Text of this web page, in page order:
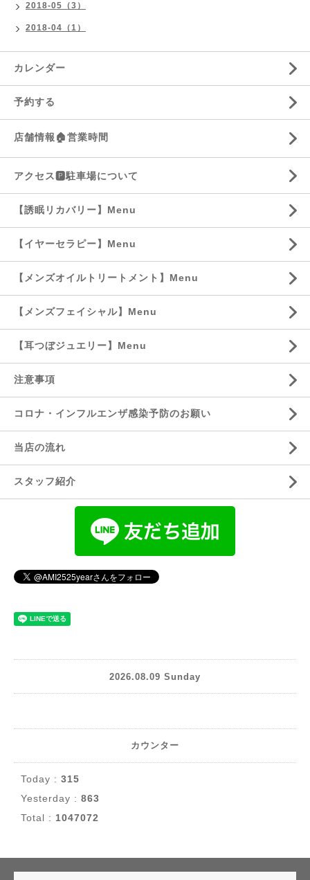
2018-05（3）
2018-04（1）
カレンダー
予約する
店舗情報🏠営業時間
アクセス🅿️駐車場について
【誘眠リカバリー】Menu
【イヤーセラピー】Menu
【メンズオイルトリートメント】Menu
【メンズフェイシャル】Menu
【耳つぼジュエリー】Menu
注意事項
コロナ・インフルエンザ感染予防のお願い
当店の流れ
スタッフ紹介
2026.08.09 Sunday
カウンター
Today : 315
Yesterday : 863
Total : 1047072